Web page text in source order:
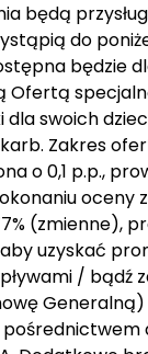
będą
do
dla swoich
Zakres
o 0,1 p.p.,
oceny
(zmienne),
uzyskać
/ bądź